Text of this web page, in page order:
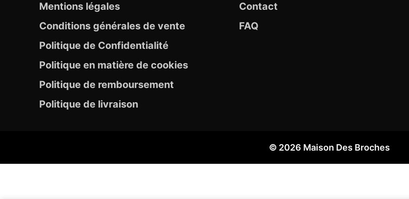
Mentions légales
Conditions générales de vente
Politique de Confidentialité
Politique en matière de cookies
Politique de remboursement
Politique de livraison
Contact
FAQ
© 2026 Maison Des Broches